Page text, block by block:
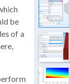
be
of a